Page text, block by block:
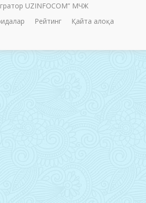
UZINFOCOM” МЧЖ
Рейтинг Қайта алоқа